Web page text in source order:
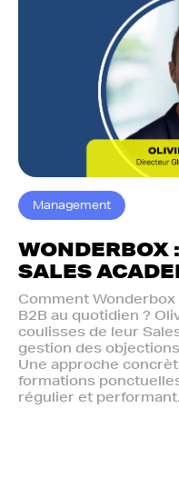
Management
WONDERBOX
SALES
Comment
B2B au quotidien ?
coulisses de leur
gestion des
Une approche
formations
régulier et performant.